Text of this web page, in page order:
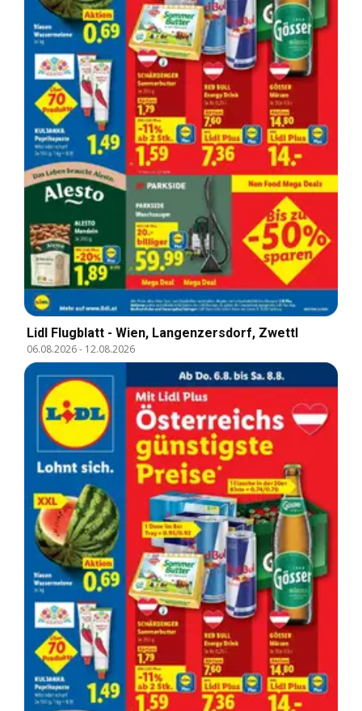
Lidl Flugblatt - Wien, Langenzersdorf, Zwettl
06.08.2026- 12.08.2026